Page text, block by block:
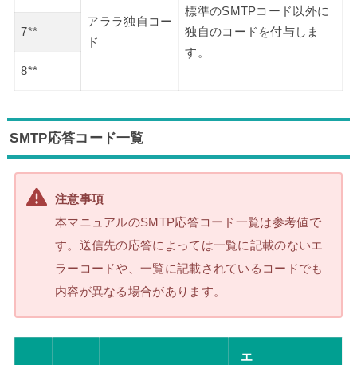
アララ独自コー
ド
標準のSMTPコード以外に
独自のコードを付与しま
す。
7**
8**
SMTP応答コード一覧
注意事項
本マニュアルのSMTP応答コード一覧は参考値で
す。送信先の応答によっては一覧に記載のないエ
ラーコードや、一覧に記載されているコードでも
内容が異なる場合があります。
エ